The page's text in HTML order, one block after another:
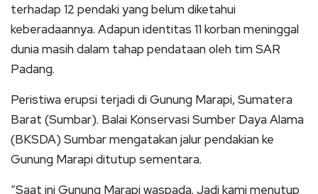
terhadap 12 pendaki yang belum diketahui
keberadaannya. Adapun identitas 11 korban meninggal
dunia masih dalam tahap pendataan oleh tim SAR
Padang.
Peristiwa erupsi terjadi di Gunung Marapi, Sumatera
Barat (Sumbar). Balai Konservasi Sumber Daya Alama
(BKSDA) Sumbar mengatakan jalur pendakian ke
Gunung Marapi ditutup sementara.
“Saat ini Gunung Marapi waspada. Jadi kami menutup